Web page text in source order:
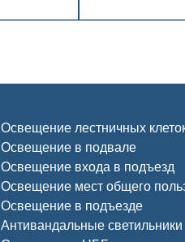
Освещение лестничных
Освещение в подвале
Освещение входа в подъезд
Освещение мест общего
Освещение в подъезде
Антивандальные светильники